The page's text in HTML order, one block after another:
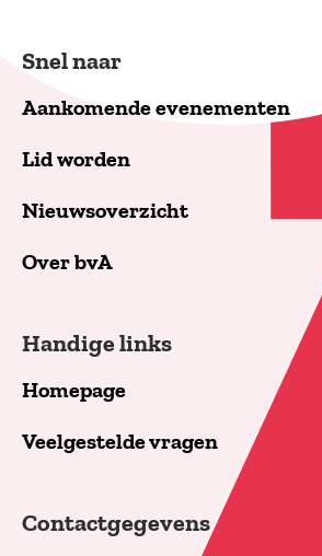
Snel naar
Aankomende evenementen
Lid worden
Nieuwsoverzicht
Over bvA
Handige links
Homepage
Veelgestelde vragen
Contactgegevens